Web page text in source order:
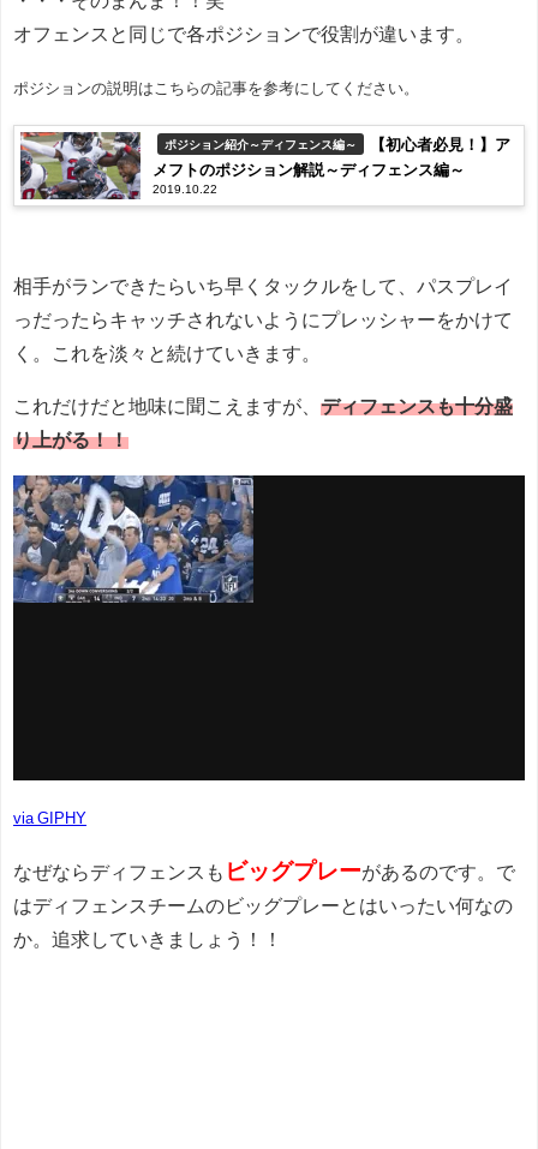
オフェンスと同じで各ポジションで役割が違います。
ポジションの説明はこちらの記事を参考にしてください。
ポジション紹介～ディフェンス編～
【初心者必見！】ア
メフトのポジション解説～ディフェンス編～
2019.10.22
相手がランできたらいち早くタックルをして、パスプレイ
っだったらキャッチされないようにプレッシャーをかけて
く。これを淡々と続けていきます。
これだけだと地味に聞こえますが、 ディフェンスも十分盛
り上がる！！
via GIPHY
なぜならディフェンスも ビッグプレーがあるのです。で
はディフェンスチームのビッグプレーとはいったい何なの
か。追求していきましょう！！